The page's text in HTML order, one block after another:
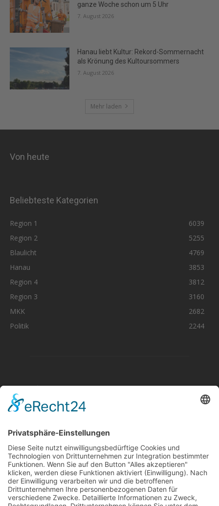
ganze Woche schon um 5 Uhr
7. August 2026
Hanau liebt Kultur: Rekord-Sommernacht
als Krönung des Kultoursommers
7. August 2026
Mehr laden
Von heute
Beliebteste Kategorien
Region 1
6039
Region 2
5255
Blaulicht
4769
Hanau
3853
Region 4
3812
Region 3
3160
MKK
2682
Politik
2244
Aktuelle Nachrichten aus dem MKK-Kreis.
Kontaktiere uns:team@mkk-echo.de